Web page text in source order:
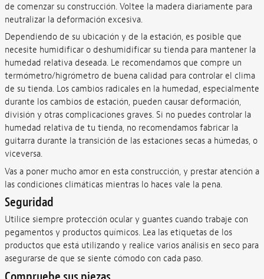
de comenzar su construcción. Voltee la madera diariamente para
neutralizar la deformación excesiva.
Dependiendo de su ubicación y de la estación, es posible que
necesite humidificar o deshumidificar su tienda para mantener la
humedad relativa deseada. Le recomendamos que compre un
termómetro/higrómetro de buena calidad para controlar el clima
de su tienda. Los cambios radicales en la humedad, especialmente
durante los cambios de estación, pueden causar deformación,
división y otras complicaciones graves. Si no puedes controlar la
humedad relativa de tu tienda, no recomendamos fabricar la
guitarra durante la transición de las estaciones secas a húmedas, o
viceversa.
Vas a poner mucho amor en esta construcción, y prestar atención a
las condiciones climáticas mientras lo haces vale la pena.
Seguridad
Utilice siempre protección ocular y guantes cuando trabaje con
pegamentos y productos químicos. Lea las etiquetas de los
productos que está utilizando y realice varios análisis en seco para
asegurarse de que se siente cómodo con cada paso.